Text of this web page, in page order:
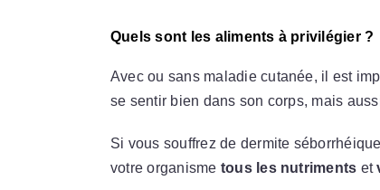
Quels sont les aliments à privilégier ?
Avec ou sans maladie cutanée, il est
se sentir bien dans son corps, mais
Si vous souffrez de dermite
votre organisme tous les nutriments et